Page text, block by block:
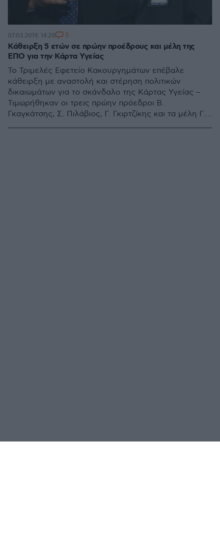
Κάθειρξη 5 ετών σε πρώην προέδρους και μέλη της
ΕΠΟ για την Κάρτα Υγείας
Το Τριμελές Εφετείο Κακουργημάτων επέβαλε
κάθειρξη με αναστολή και στέρηση πολιτικών
δικαιωμάτων για το σκάνδαλο της Κάρτας Υγείας –
Τιμωρήθηκαν οι τρεις πρώην πρόεδροι Β.
Γκαγκάτσης, Σ. Πιλάβιος, Γ. Γκιρτζίκης και τα μέλη Γ.
07.03.2019, 14:20 5